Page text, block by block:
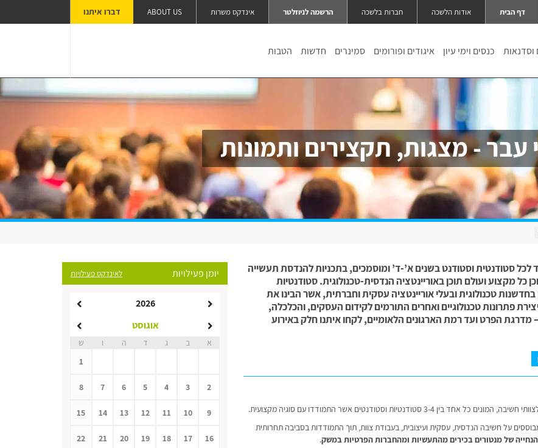
דף הבית אודות הלשכה חברות בלשכה הרשמה לניוזלטר אינדקס משרות ABOUT US דברו איתנו
וסדנאות כנסים וימי עיון איגודים ופורומים סמינרים חדשות הטבות
עבר - מצגות, תקצירים ותמונות
לכל סטודנטית וסטודנט בשנים א’-ד’ ומוסמכים, בתכניות להנדסת תעשייה
כל מקצוע ועולם תוכן באוריינטציה הנדסית-טכנולוגית. סטודנטיות
בחדשנות טכנולוגית ובעלי אוריינטציה עסקית וחברתית, אשר הבינו את
פתרונות טכנולוגיים ואחרים התורמים לקידום העסקים, והכלכלה,
הפרט ועד רמת הארגונים הלאומיים, לקחו איתנו חלק באירוע
3-4 סטודנטיות וסטודנטים אשר התמודדו עם סוגיה מקצועית.
על חשיבה הנדסית, עסקית ועיצובית, בעבודת צוות, תוך התמודדות בסביבה תחרותית
של מנטורים בכירים מהתעשיות ומהחברות הפרטיות במשק.
יומן פעילויות לאינדקס פעילויות
2026
אוגוסט
א ב ג ד ה ו
ש
1
2
3
4
5
6
7
8
9
10
11
12
13
14
15
16
17
18
19
20
21
22